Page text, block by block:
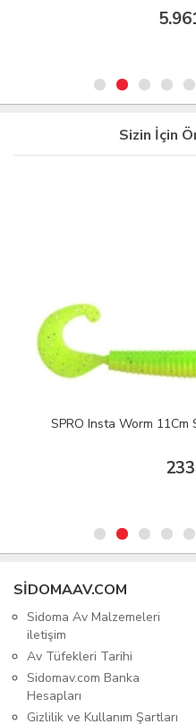
Sizin İçin
SPRO Insta Worm 11Cm
SIDOMAAV.COM
Sidoma Av Malzemeleri
iletişim
Av Tüfekleri Tarihi
Sidomav.com Banka
Hesapları
Gizlilik ve Kullanım Şartları